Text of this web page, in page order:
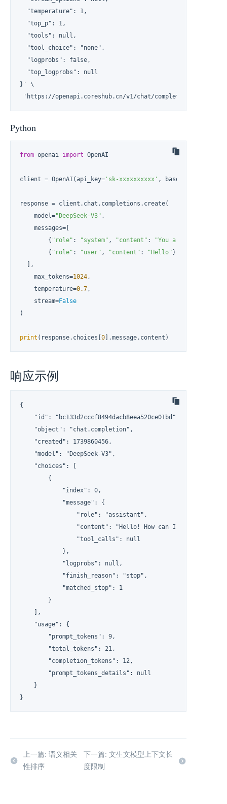
  "temperature": 1,
  "top_p": 1,
  "tools": null,
  "tool_choice": "none",
  "logprobs": false,
  "top_logprobs": null
}' \
'https://openapi.coreshub.cn/v1/chat/completions'
Python
from openai import OpenAI
client = OpenAI(api_key= 'sk-xxxxxxxxxx' , base_url=
response = client.chat.completions.create(
    model=
"DeepSeek-V3" ,
    messages=[
        {
"role" : "system" , "content" :
"You are a helpful
        {
"role" : "user" , "content" : "Hello" },
  ],
    max_tokens=
1024,
    temperature=
0.7,
    stream=
False
)
print (response.choices[0 ].message.content)
响应示例
{
    "id": "bc133d2cccf8494dacb8eea520ce01bd",
    "object": "chat.completion",
    "created": 1739860456,
    "model": "DeepSeek-V3",
    "choices": [
        {
            "index": 0,
            "message": {
                "role": "assistant",
"content": "Hello! How can I assist you
                "tool_calls": null
            },
            "logprobs": null,
            "finish_reason": "stop",
            "matched_stop": 1
        }
    ],
    "usage": {
        "prompt_tokens": 9,
        "total_tokens": 21,
        "completion_tokens": 12,
        "prompt_tokens_details": null
    }
}
上一篇: 语义相关
性排序
下一篇: 文生文模型上下文长
度限制